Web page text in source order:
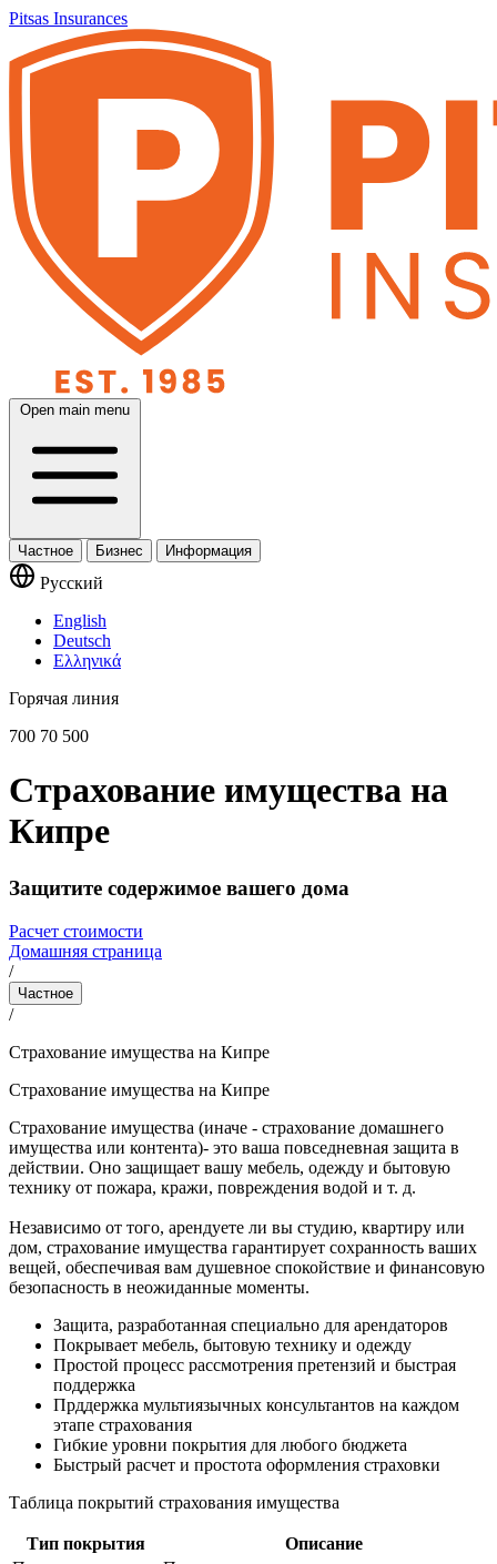
Pitsas Insurances
Open main menu
Частное Бизнес Информация
Русский
English
Deutsch
Ελληνικά
Горячая линия
700 70 500
Страхование имущества на
Кипре
Защитите содержимое вашего дома
Расчет стоимости
Домашняя страница
/
Частное
/
Страхование имущества на Кипре
Страхование имущества на Кипре
Страхование имущества (иначе - страхование домашнего
имущества или контента)- это ваша повседневная защита в
действии. Оно защищает вашу мебель, одежду и бытовую
технику от пожара, кражи, повреждения водой и т. д.
Независимо от того, арендуете ли вы студию, квартиру или
дом, страхование имущества гарантирует сохранность ваших
вещей, обеспечивая вам душевное спокойствие и финансовую
безопасность в неожиданные моменты.
Защита, разработанная специально для арендаторов
Покрывает мебель, бытовую технику и одежду
Простой процесс рассмотрения претензий и быстрая
поддержка
Прддержка мультиязычных консультантов на каждом
этапе страхования
Гибкие уровни покрытия для любого бюджета
Быстрый расчет и простота оформления страховки
Таблица покрытий страхования имущества
Тип покрытия
Описание